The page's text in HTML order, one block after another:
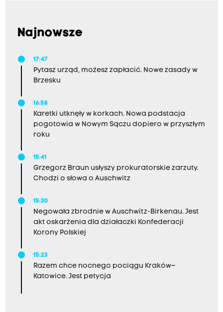
Najnowsze
17:47
Pytasz urząd, możesz zapłacić. Nowe zasady w
Brzesku
16:58
Karetki utknęły w korkach. Nowa podstacja
pogotowia w Nowym Sączu dopiero w przyszłym
roku
15:41
Grzegorz Braun usłyszy prokuratorskie zarzuty.
Chodzi o słowa o Auschwitz
15:30
Negowała zbrodnie w Auschwitz-Birkenau. Jest
akt oskarżenia dla działaczki Konfederacji
Korony Polskiej
15:23
Razem chce nocnego pociągu Kraków–
Katowice. Jest petycja